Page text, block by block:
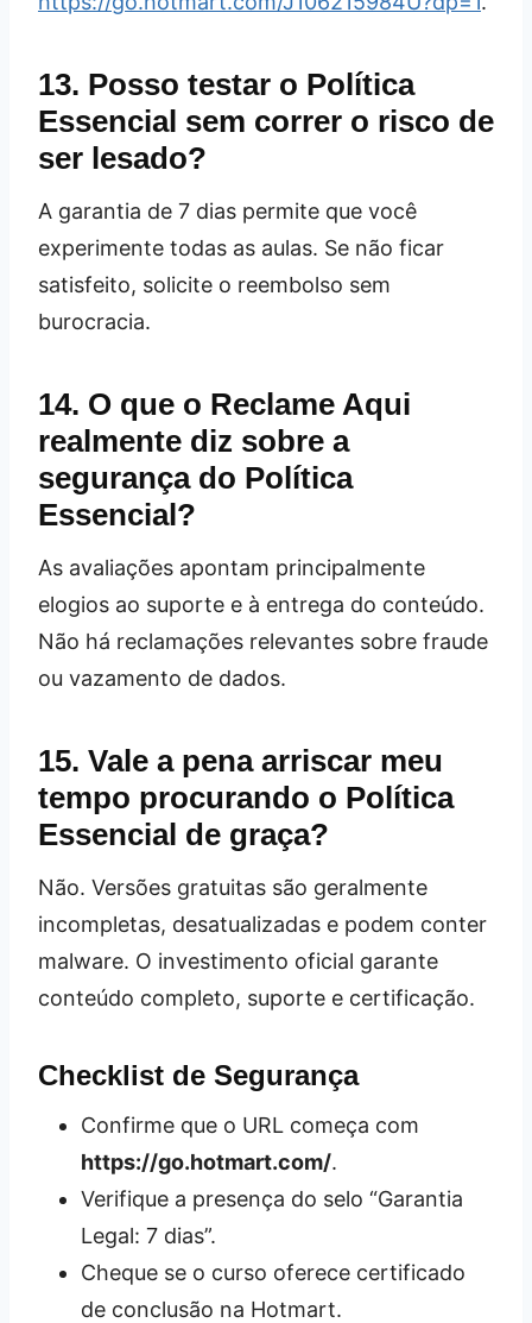
13. Posso testar o Política
Essencial sem correr o risco de
ser lesado?
A garantia de 7 dias permite que você
experimente todas as aulas. Se não ficar
satisfeito, solicite o reembolso sem
burocracia.
14. O que o Reclame Aqui
realmente diz sobre a
segurança do Política
Essencial?
As avaliações apontam principalmente
elogios ao suporte e à entrega do conteúdo.
Não há reclamações relevantes sobre fraude
ou vazamento de dados.
15. Vale a pena arriscar meu
tempo procurando o Política
Essencial de graça?
Não. Versões gratuitas são geralmente
incompletas, desatualizadas e podem conter
malware. O investimento oficial garante
conteúdo completo, suporte e certificação.
Checklist de Segurança
Confirme que o URL começa com
https://go.hotmart.com/.
Verifique a presença do selo “Garantia
Legal: 7 dias”.
Cheque se o curso oferece certificado
de conclusão na Hotmart.